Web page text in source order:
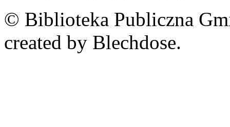
© Biblioteka Publiczna
created by Blechdose.